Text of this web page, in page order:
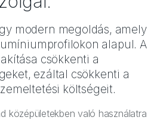
modern megoldás, amely
alapul. A
csökkenti a
ezáltal csökkenti a
költségeit.
középületekben való használatra